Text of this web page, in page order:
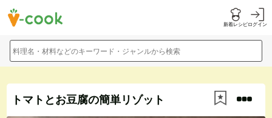
新着レシピログイン
料理名・材料などのキーワード・ジャンルから検索
トマトとお豆腐の簡単リゾット